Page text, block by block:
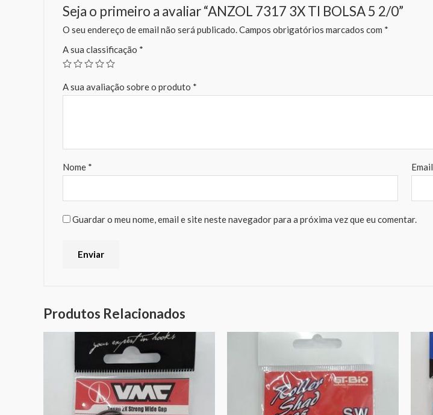
Seja o primeiro a avaliar “ANZOL 7317 3X TI BOLSA 5 2/0”
O seu endereço de email não será publicado.Campos obrigatórios marcados com *
A sua classificação *
A sua avaliação sobre o produto *
Nome * Email
Guardar o meu nome, email e site neste navegador para a próxima vez que eu comentar.
Produtos Relacionados